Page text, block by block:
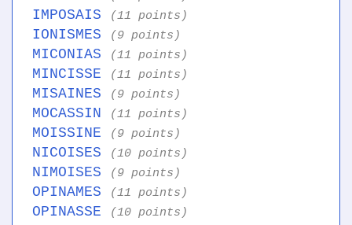
IMPOSAIS (11 points)
IONISMES (9 points)
MICONIAS (11 points)
MINCISSE (11 points)
MISAINES (9 points)
MOCASSIN (11 points)
MOISSINE (9 points)
NICOISES (10 points)
NIMOISES (9 points)
OPINAMES (11 points)
OPINASSE (10 points)